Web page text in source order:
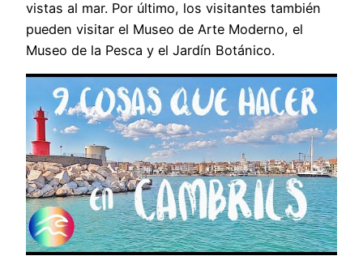
vistas al mar. Por último, los visitantes también
pueden visitar el Museo de Arte Moderno, el
Museo de la Pesca y el Jardín Botánico.